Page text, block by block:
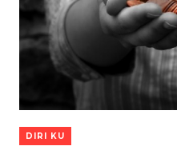
DIRI KU